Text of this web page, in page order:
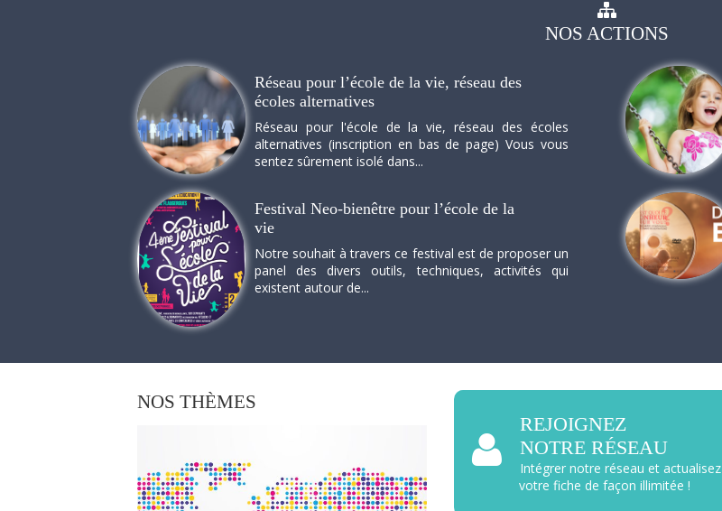
NOS ACTIONS
Réseau pour l’école de la vie, réseau des
écoles alternatives
Réseau pour l'école de la vie, réseau des écoles
alternatives (inscription en bas de page) Vous vous
sentez sûrement isolé dans...
Festival Neo-bienêtre pour l’école de la
vie
Notre souhait à travers ce festival est de proposer un
panel des divers outils, techniques, activités qui
existent autour de...
NOS THÈMES
REJOIGNEZ
NOTRE RÉSEAU
Intégrer notre réseau et actualisez
votre fiche de façon illimitée !